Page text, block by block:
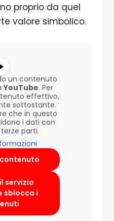
proprio da quel
valore simbolico.
un contenuto
YouTube. Per
effettivo,
sottostante.
che in questo
i dati con
parti.
servizio
sblocca i